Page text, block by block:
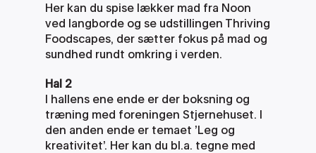
Her kan du spise lækker mad fra Noon
ved langborde og se udstillingen Thriving
Foodscapes, der sætter fokus på mad og
sundhed rundt omkring i verden.
Hal 2
I hallens ene ende er der boksning og
træning med foreningen Stjernehuset. I
den anden ende er temaet ’Leg og
kreativitet’. Her kan du bl.a. tegne med